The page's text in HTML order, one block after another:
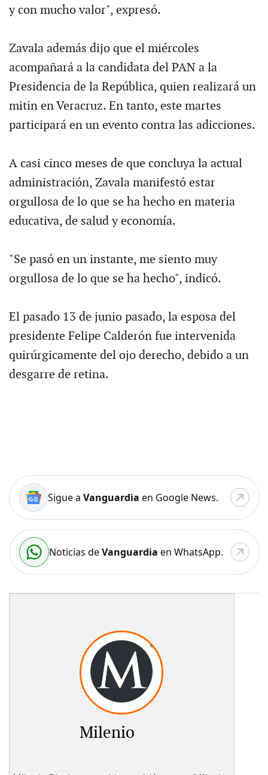
y con mucho valor", expresó.
Zavala además dijo que el miércoles
acompañará a la candidata del PAN a la
Presidencia de la República, quien realizará un
mitin en Veracruz. En tanto, este martes
participará en un evento contra las adicciones.
A casi cinco meses de que concluya la actual
administración, Zavala manifestó estar
orgullosa de lo que se ha hecho en materia
educativa, de salud y economía.
"Se pasó en un instante, me siento muy
orgullosa de lo que se ha hecho", indicó.
El pasado 13 de junio pasado, la esposa del
presidente Felipe Calderón fue intervenida
quirúrgicamente del ojo derecho, debido a un
desgarre de retina.
Sigue a Vanguardia en Google News.
Noticias deVanguardia en WhatsApp.
Milenio